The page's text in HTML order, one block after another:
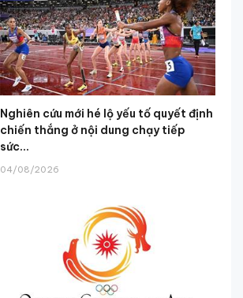
Nghiên cứu mới hé lộ yếu tố quyết định
chiến thắng ở nội dung chạy tiếp
sức...
04/08/2026